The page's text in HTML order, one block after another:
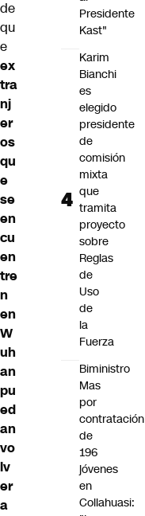
de
qu
e
ex
tra
nj
er
os
qu
e
se
en
cu
en
tre
n
en
W
uh
an
pu
ed
an
vo
lv
er
a
Presidente
Kast"
Karim
Bianchi
es
elegido
presidente
de
comisión
mixta
que
tramita
proyecto
sobre
Reglas
de
Uso
de
la
Fuerza
Biministro
Mas
por
contratación
de
196
jóvenes
en
Collahuasi: